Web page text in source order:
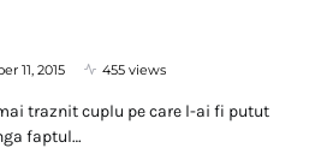
11, 2015 455 views
traznit cuplu pe care l-ai fi putut
faptul…